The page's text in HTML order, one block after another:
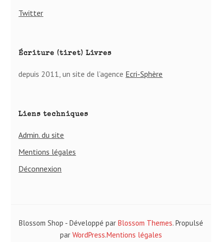
Twitter
Écriture (tiret) Livres
depuis 2011, un site de l’agence Ecri-Sphère
Liens techniques
Admin. du site
Mentions légales
Déconnexion
Blossom Shop - Développé par Blossom Themes. Propulsé
par WordPress.Mentions légales